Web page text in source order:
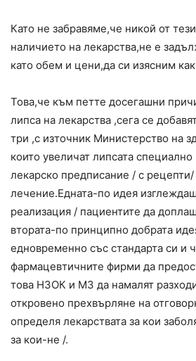
Като не забравяме,че никой от
наличието на лекарства,не е
като обем и цени,да си изясним
Това,че към петте досегашни
липса на лекарства ,сега се
три ,с източник Министерство на
които увеличат липсата специално
лекарско предписание / с
лечение.Едната-по идея
реализация / пациентите да
втората-по принципно добрата
едновременно със стандарта си и
фармацевтичните фирми да
това НЗОК и МЗ да намалят
откровено прехвърляне на
определя лекарствата за кои
за кои-не /.